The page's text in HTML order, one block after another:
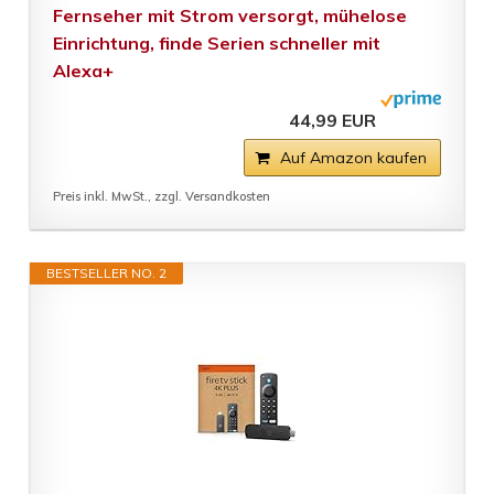
Fernseher mit Strom versorgt, mühelose
Einrichtung, finde Serien schneller mit
Alexa+
44,99 EUR
Auf Amazon kaufen
Preis inkl. MwSt., zzgl. Versandkosten
BESTSELLER NO. 2